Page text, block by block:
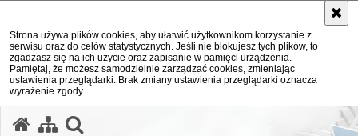
Strona używa plików cookies, aby ułatwić użytkownikom korzystanie z
serwisu oraz do celów statystycznych. Jeśli nie blokujesz tych plików, to
zgadzasz się na ich użycie oraz zapisanie w pamięci urządzenia.
Pamiętaj, że możesz samodzielnie zarządzać cookies, zmieniając
ustawienia przeglądarki. Brak zmiany ustawienia przeglądarki oznacza
wyrażenie zgody.